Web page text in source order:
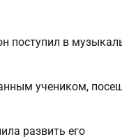
поступил в
учеником,
развить его